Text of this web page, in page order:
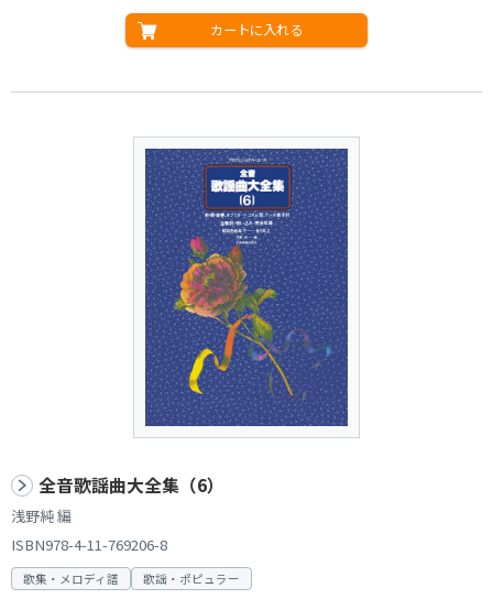
カートに入れる
全音歌謡曲大全集（6）
浅野純 編
ISBN978-4-11-769206-8
歌集・メロディ譜 歌謡・ポピュラー